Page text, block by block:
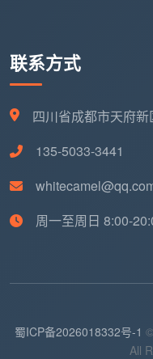
联系方式
四川省成都市天府
135-5033-3441
周一至周日 8:00-
蜀ICP备2026018332号-1
All